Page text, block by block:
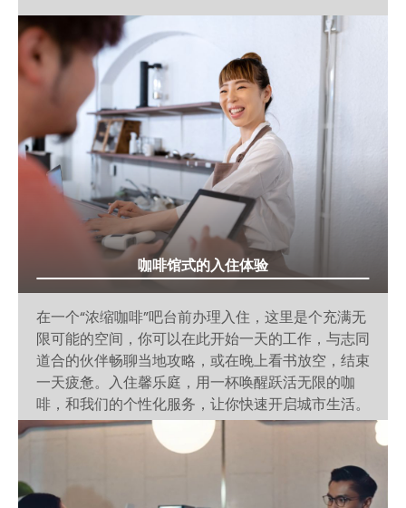
咖啡馆式的入住体验
在一个“浓缩咖啡”吧台前办理入住，这里是个充满无
限可能的空间，你可以在此开始一天的工作，与志同
道合的伙伴畅聊当地攻略，或在晚上看书放空，结束
一天疲惫。入住馨乐庭，用一杯唤醒跃活无限的咖
啡，和我们的个性化服务，让你快速开启城市生活。